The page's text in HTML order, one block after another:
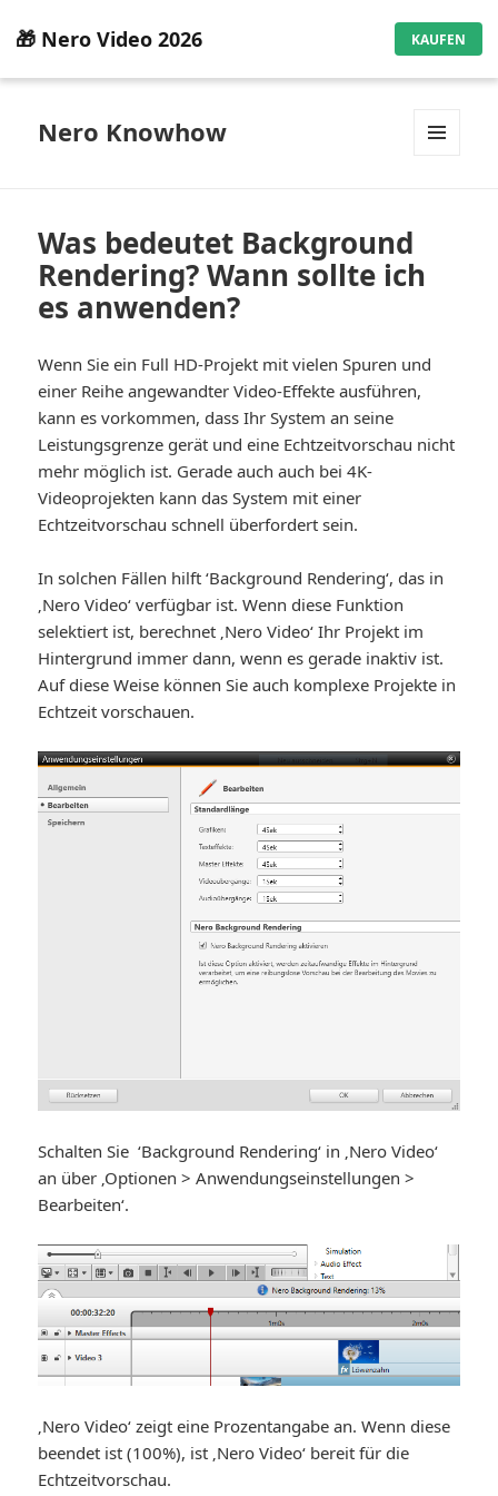
🎁 Nero Video 2026 KAUFEN
Nero Knowhow
Was bedeutet Background
Rendering? Wann sollte ich
es anwenden?
Wenn Sie ein Full HD-Projekt mit vielen Spuren und
einer Reihe angewandter Video-Effekte ausführen,
kann es vorkommen, dass Ihr System an seine
Leistungsgrenze gerät und eine Echtzeitvorschau nicht
mehr möglich ist. Gerade auch auch bei 4K-
Videoprojekten kann das System mit einer
Echtzeitvorschau schnell überfordert sein.
In solchen Fällen hilft ‘Background Rendering‘, das in
‚Nero Video‘ verfügbar ist. Wenn diese Funktion
selektiert ist, berechnet ‚Nero Video‘ Ihr Projekt im
Hintergrund immer dann, wenn es gerade inaktiv ist.
Auf diese Weise können Sie auch komplexe Projekte in
Echtzeit vorschauen.
Schalten Sie ‘Background Rendering‘ in ‚Nero Video‘
an über ‚Optionen > Anwendungseinstellungen >
Bearbeiten‘.
‚Nero Video‘ zeigt eine Prozentangabe an. Wenn diese
beendet ist (100%), ist ‚Nero Video‘ bereit für die
Echtzeitvorschau.